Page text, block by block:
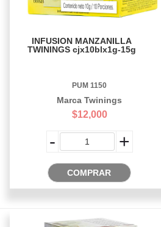
INFUSION MANZANILLA
TWININGS cjx10blx1g-15g
PUM 1150
Marca Twinings
$12,000
- +
COMPRAR